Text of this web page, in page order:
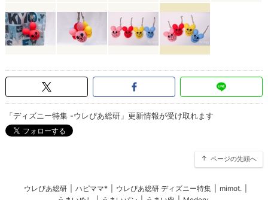
「ディズニー特集 -ウレぴあ総研」更新情報が受け取れます
ページの先頭へ
ウレぴあ総研 ハピママ* ウレぴあ総研 ディズニー特集 mimot.